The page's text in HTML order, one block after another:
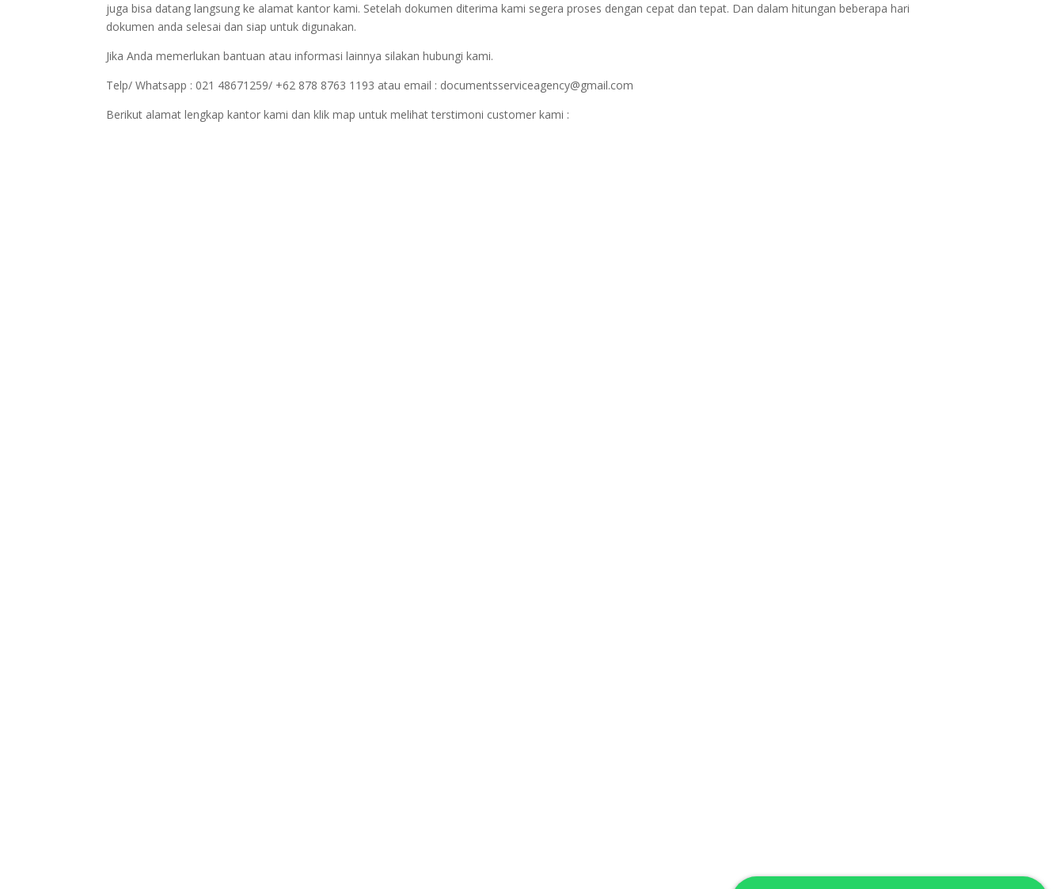
juga bisa datang langsung ke alamat kantor kami. Setelah dokumen diterima kami segera proses dengan cepat dan tepat. Dan dalam hitungan beberapa hari
dokumen anda selesai dan siap untuk digunakan.
Jika Anda memerlukan bantuan atau informasi lainnya silakan hubungi kami.
Telp/ Whatsapp : 021 48671259/ +62 878 8763 1193 atau email : documentsserviceagency@gmail.com
Berikut alamat lengkap kantor kami dan klik map untuk melihat terstimoni customer kami :